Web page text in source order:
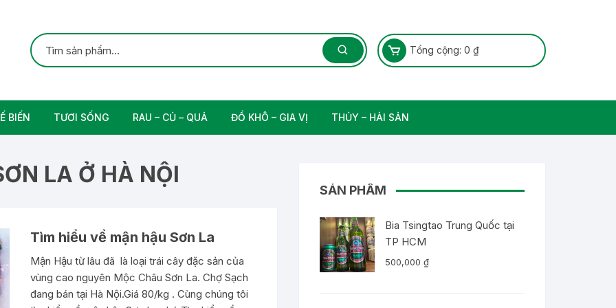
Tổng cộng: 0 ₫
BIẾN TƯƠI SỐNG
Thịt bò tươi sạch
RAU – CỦ – QUẢ ĐỒ KHÔ – GIA VỊ THỦY – HẢI SẢN
LA Ở HÀ NỘI
Tìm hiểu về mận hậu Sơn La
Mận Hậu từ lâu đã là loại trái cây đặc sản của
vùng cao nguyên Mộc Châu Sơn La. Chợ Sạch
đang bán tại Hà Nội.Giá 80/kg . Cùng chúng tôi
SẢN PHẨM
Bia Tsingtao Trung Quốc tại
TP HCM
500,000 ₫